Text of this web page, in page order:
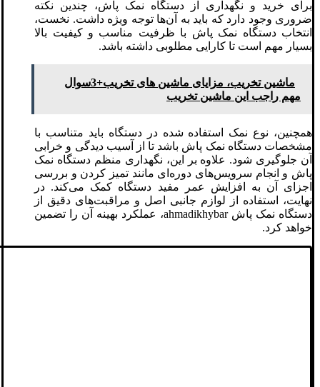
برای خرید و نگهداری از دستگاه نمک پاش، چندین نکته
ضروری وجود دارد که باید به آن‌ها توجه ویژه داشت. نخست،
انتخاب دستگاه نمک پاش با ظرفیت مناسب و کیفیت بالا
بسیار مهم است تا کارایی مطلوبی داشته باشد.
ماشین تخریب، مزایای ماشین های تخریب+3سوال
مهم راجب این ماشین تخریب
همچنین، نوع نمک استفاده شده در دستگاه باید متناسب با
مشخصات دستگاه نمک پاش باشد تا از آسیب دیدگی و خرابی
آن جلوگیری شود. علاوه بر این، نگهداری منظم دستگاه نمک
پاش و انجام سرویس‌های دوره‌ای مانند تمیز کردن و بررسی
اجزای آن به افزایش عمر مفید دستگاه کمک می‌کند. در
نهایت، استفاده از لوازم جانبی اصل و مراقبت‌های دقیق از
دستگاه نمک پاش ahmadikhybar، عملکرد بهینه آن را تضمین
خواهد کرد.